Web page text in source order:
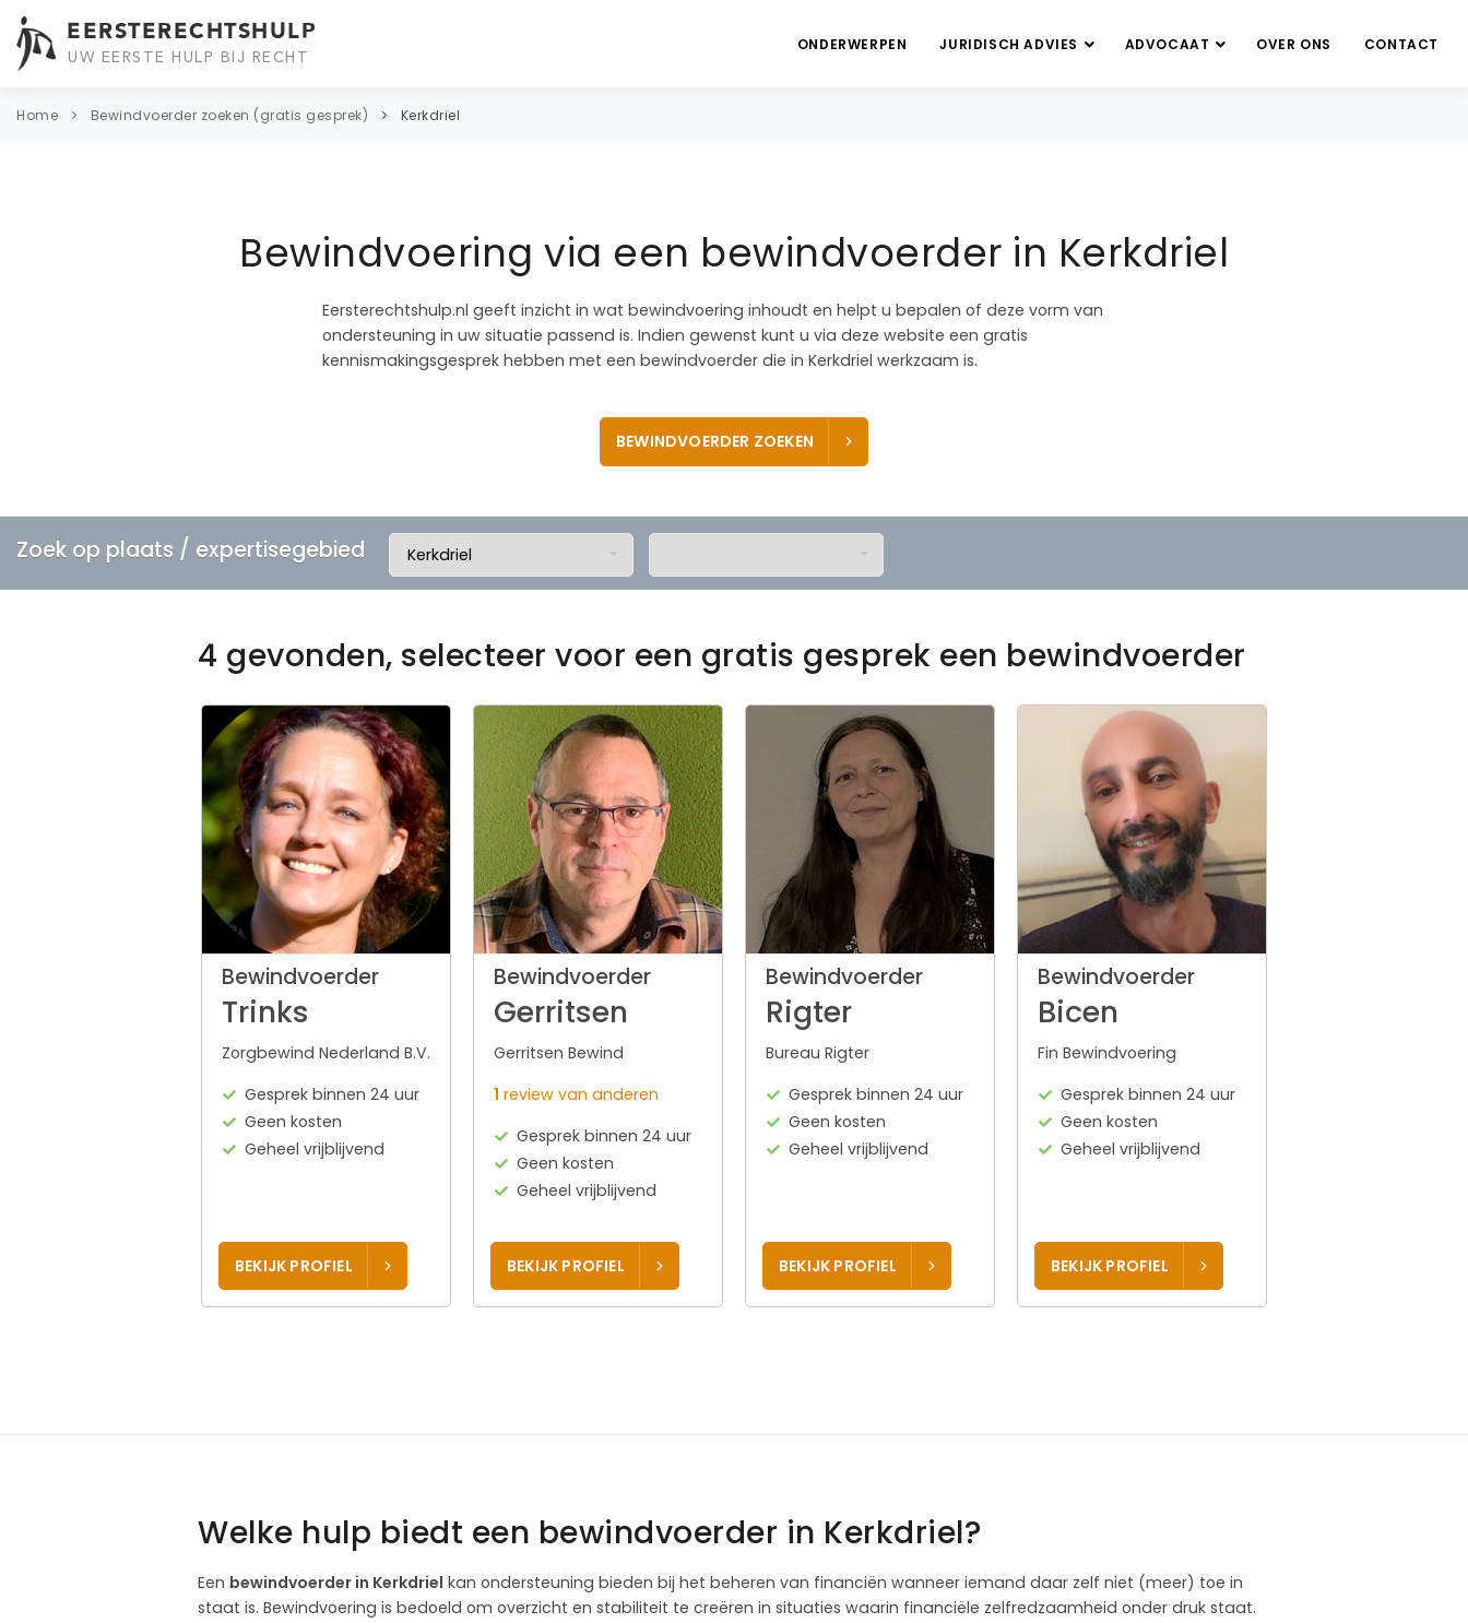
EERSTERECHTSHULP
UW EERSTE HULP BIJ RECHT
ONDERWERPEN JURIDISCH ADVIES ADVOCAAT OVER ONS CONTACT
Home Bewindvoerder zoeken (gratis gesprek) Kerkdriel
Bewindvoering via een bewindvoerder in Kerkdriel
Eersterechtshulp.nl geeft inzicht in wat bewindvoering inhoudt en helpt u bepalen of deze vorm van
ondersteuning in uw situatie passend is. Indien gewenst kunt u via deze website een gratis
kennismakingsgesprek hebben met een bewindvoerder die in Kerkdriel werkzaam is.
BEWINDVOERDER ZOEKEN
Zoek op plaats / expertisegebied
4 gevonden, selecteer voor een gratis gesprek een bewindvoerder
Bewindvoerder
Trinks
Zorgbewind Nederland B.V.
Gesprek binnen 24 uur
Geen kosten
Geheel vrijblijvend
BEKIJK PROFIEL
Bewindvoerder
Gerritsen
Gerritsen Bewind
1 review van anderen
Gesprek binnen 24 uur
Geen kosten
Geheel vrijblijvend
BEKIJK PROFIEL
Bewindvoerder
Rigter
Bureau Rigter
Gesprek binnen 24 uur
Geen kosten
Geheel vrijblijvend
BEKIJK PROFIEL
Bewindvoerder
Bicen
Fin Bewindvoering
Gesprek binnen 24 uur
Geen kosten
Geheel vrijblijvend
BEKIJK PROFIEL
Welke hulp biedt een bewindvoerder in Kerkdriel?
Een bewindvoerder in Kerkdriel kan ondersteuning bieden bij het beheren van financiën wanneer iemand daar zelf niet (meer) toe in
staat is. Bewindvoering is bedoeld om overzicht en stabiliteit te creëren in situaties waarin financiële zelfredzaamheid onder druk staat.